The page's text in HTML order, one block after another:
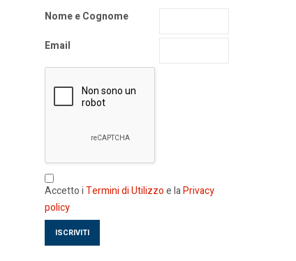
Nome e Cognome
Email
Accetto iTermini di Utilizzoe laPrivacy
policy